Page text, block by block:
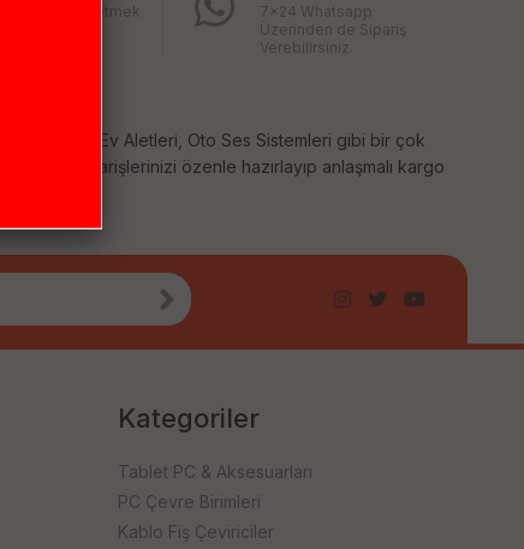
ürünü iade etmek
7x24 Whatsapp
Üzerinden de Sipariş
Verebilirsiniz.
Küçük Ev Aletleri, Oto Ses Sistemleri gibi bir çok
Siparişlerinizi özenle hazırlayıp anlaşmalı kargo
Kategoriler
Tablet PC & Aksesuarları
PC Çevre Birimleri
Kablo Fiş Çeviriciler